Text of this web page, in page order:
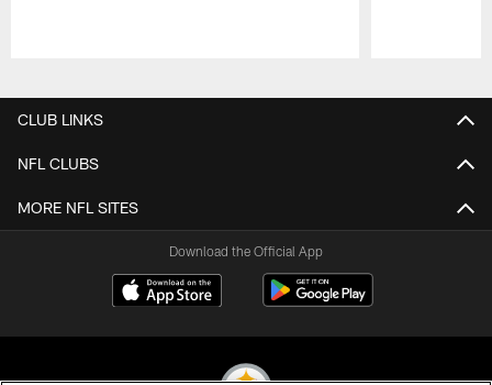
CLUB LINKS
NFL CLUBS
MORE NFL SITES
Download the Official App